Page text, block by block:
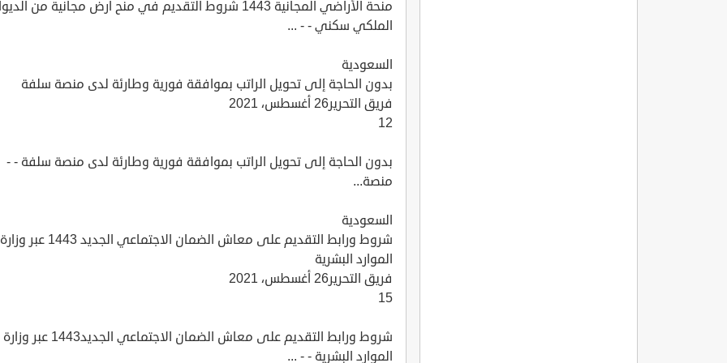
منحة الأراضي المجانية 1443 شروط التقديم في منح أرض مجانية من
الملكي سكني - - ...
السعودية
بدون الحاجة إلى تحويل الراتب بموافقة فورية وطارئة لدى منصة سلفة
فريق التحرير26 أغسطس، 2021
12
بدون الحاجة إلى تحويل الراتب بموافقة فورية وطارئة لدى منصة سلفة - -
منصة...
السعودية
شروط ورابط التقديم على معاش الضمان الاجتماعي الجديد 1443 عبر وزارة
الموارد البشرية
فريق التحرير26 أغسطس، 2021
15
شروط ورابط التقديم على معاش الضمان الاجتماعي الجديد1443 عبر وزارة
الموارد البشرية - - ...